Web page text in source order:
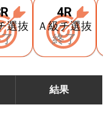
選抜
4R
Ａ級チ選抜
終了
結果